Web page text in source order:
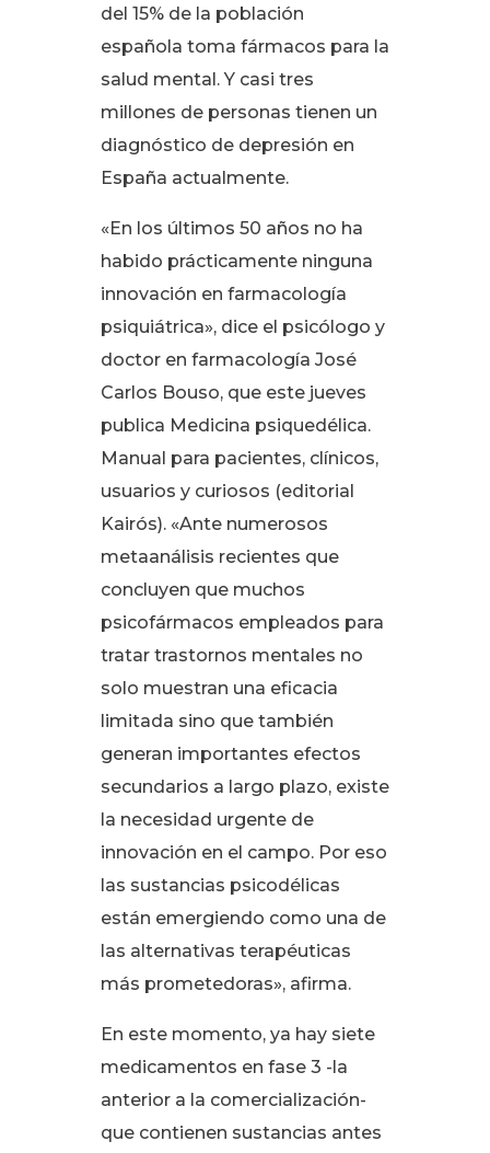
del 15% de la población
española toma fármacos para la
salud mental. Y casi tres
millones de personas tienen un
diagnóstico de depresión en
España actualmente.
«En los últimos 50 años no ha
habido prácticamente ninguna
innovación en farmacología
psiquiátrica», dice el psicólogo y
doctor en farmacología José
Carlos Bouso, que este jueves
publica Medicina psiquedélica.
Manual para pacientes, clínicos,
usuarios y curiosos (editorial
Kairós). «Ante numerosos
metaanálisis recientes que
concluyen que muchos
psicofármacos empleados para
tratar trastornos mentales no
solo muestran una eficacia
limitada sino que también
generan importantes efectos
secundarios a largo plazo, existe
la necesidad urgente de
innovación en el campo. Por eso
las sustancias psicodélicas
están emergiendo como una de
las alternativas terapéuticas
más prometedoras», afirma.
En este momento, ya hay siete
medicamentos en fase 3 -la
anterior a la comercialización-
que contienen sustancias antes